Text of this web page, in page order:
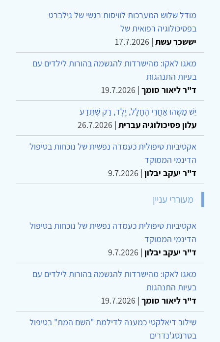
מודל שלוש המערכות לוויסות רגשי של גילברט
בפסיכולוגיה רפואית של
יששכר עשת |
17.7.2026
מאגו לאקו: מהישרדות להגשמה בהורות לילדים עם
בעיות התנהגות
ד"ר ליאור סומך |
19.7.2026
יֵשׁ מַשֶּׁהוּ אַחֲרֵי הֶחָלָל, יֶלֶד, רַק שֶׁתֵּדַע
עלון פסיכולוגיה עברית |
26.7.2026
אקטיביות טיפולית כעמדה נפשית של נוכחות בטיפול
הדינמי הממוקד
ד"ר יעקב יבלון |
9.7.2026
מעוררי עניין
אקטיביות טיפולית כעמדה נפשית של נוכחות בטיפול
הדינמי הממוקד
ד"ר יעקב יבלון |
9.7.2026
מאגו לאקו: מהישרדות להגשמה בהורות לילדים עם
בעיות התנהגות
ד"ר ליאור סומך |
19.7.2026
שילוב דיאלקטי כמענה לדילמת "השם המת" בטיפול
בטרנסג'נדרים